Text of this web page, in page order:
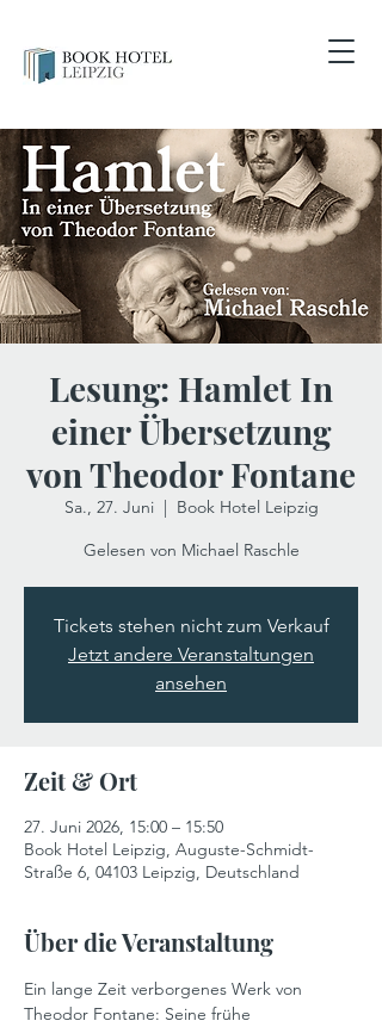
Lesung: Hamlet In
einer Übersetzung
von Theodor Fontane
Sa., 27. Juni
  |
Book Hotel Leipzig
Gelesen von Michael Raschle
Tickets stehen nicht zum Verkauf
Jetzt andere Veranstaltungen
ansehen
Zeit & Ort
27. Juni 2026, 15:00 – 15:50
Book Hotel Leipzig, Auguste-Schmidt-
Straße 6, 04103 Leipzig, Deutschland
Über die Veranstaltung
Ein lange Zeit verborgenes Werk von
Theodor Fontane: Seine frühe